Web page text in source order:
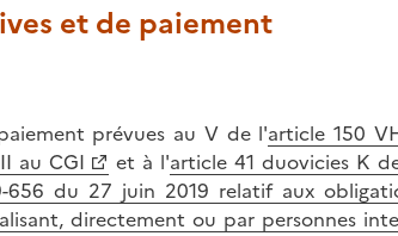
et de paiement
prévues au V de l'article 150
au CGI et à l'article 41 duovicies K
656 du 27 juin 2019 relatif aux
directement ou par personnes